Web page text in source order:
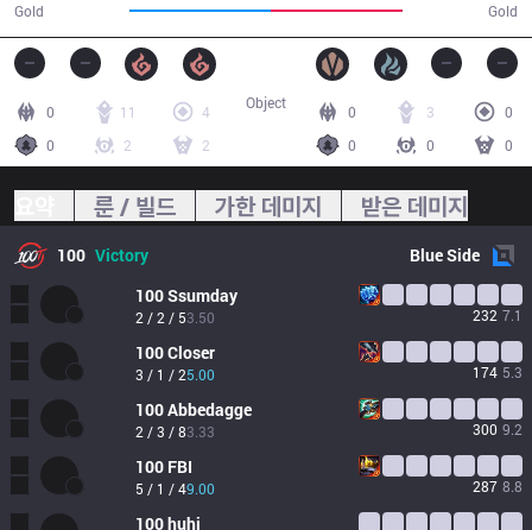
Gold Gold
0 11
4
0
2 2
0 3
0
0
0 0
Object
룬 / 빌드 가한 데미지 받은 데미지
100 Victory BlueSide
100Ssumday
2 / 2 / 53.50 232 7.1
100Closer
3 / 1 / 25.00 174 5.3
100Abbedagge
2 / 3 / 83.33 300 9.2
100 FBI
5 / 1 / 49.00 287 8.8
100huhi